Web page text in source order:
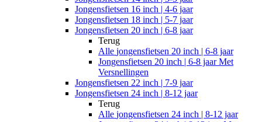
Jongensfietsen 16 inch | 4-6 jaar
Jongensfietsen 18 inch | 5-7 jaar
Jongensfietsen 20 inch | 6-8 jaar
Terug
Alle jongensfietsen 20 inch | 6-8 jaar
Jongensfietsen 20 inch | 6-8 jaar Met
Versnellingen
Jongensfietsen 22 inch | 7-9 jaar
Jongensfietsen 24 inch | 8-12 jaar
Terug
Alle jongensfietsen 24 inch | 8-12 jaar